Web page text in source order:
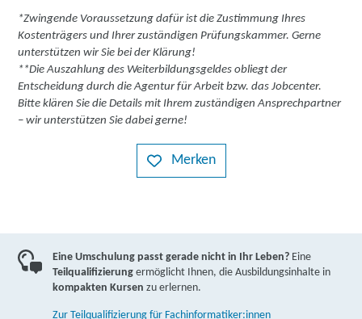
*Zwingende Voraussetzung dafür ist die Zustimmung Ihres
Kostenträgers und Ihrer zuständigen Prüfungskammer. Gerne
unterstützen wir Sie bei der Klärung!
**Die Auszahlung des Weiterbildungsgeldes obliegt der
Entscheidung durch die Agentur für Arbeit bzw. das Jobcenter.
Bitte klären Sie die Details mit Ihrem zuständigen Ansprechpartner
– wir unterstützen Sie dabei gerne!
Merken
Eine Umschulung passt gerade nicht in Ihr Leben? Eine
Teilqualifizierung ermöglicht Ihnen, die Ausbildungsinhalte in
kompakten Kursen zu erlernen.
Zur Teilqualifizierung für Fachinformatiker:innen